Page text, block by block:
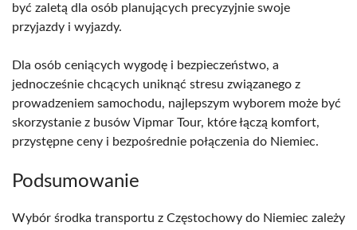
być zaletą dla osób planujących precyzyjnie swoje
przyjazdy i wyjazdy.
Dla osób ceniących wygodę i bezpieczeństwo, a
jednocześnie chcących uniknąć stresu związanego z
prowadzeniem samochodu, najlepszym wyborem może być
skorzystanie z busów Vipmar Tour, które łączą komfort,
przystępne ceny i bezpośrednie połączenia do Niemiec.
Podsumowanie
Wybór środka transportu z Częstochowy do Niemiec zależy